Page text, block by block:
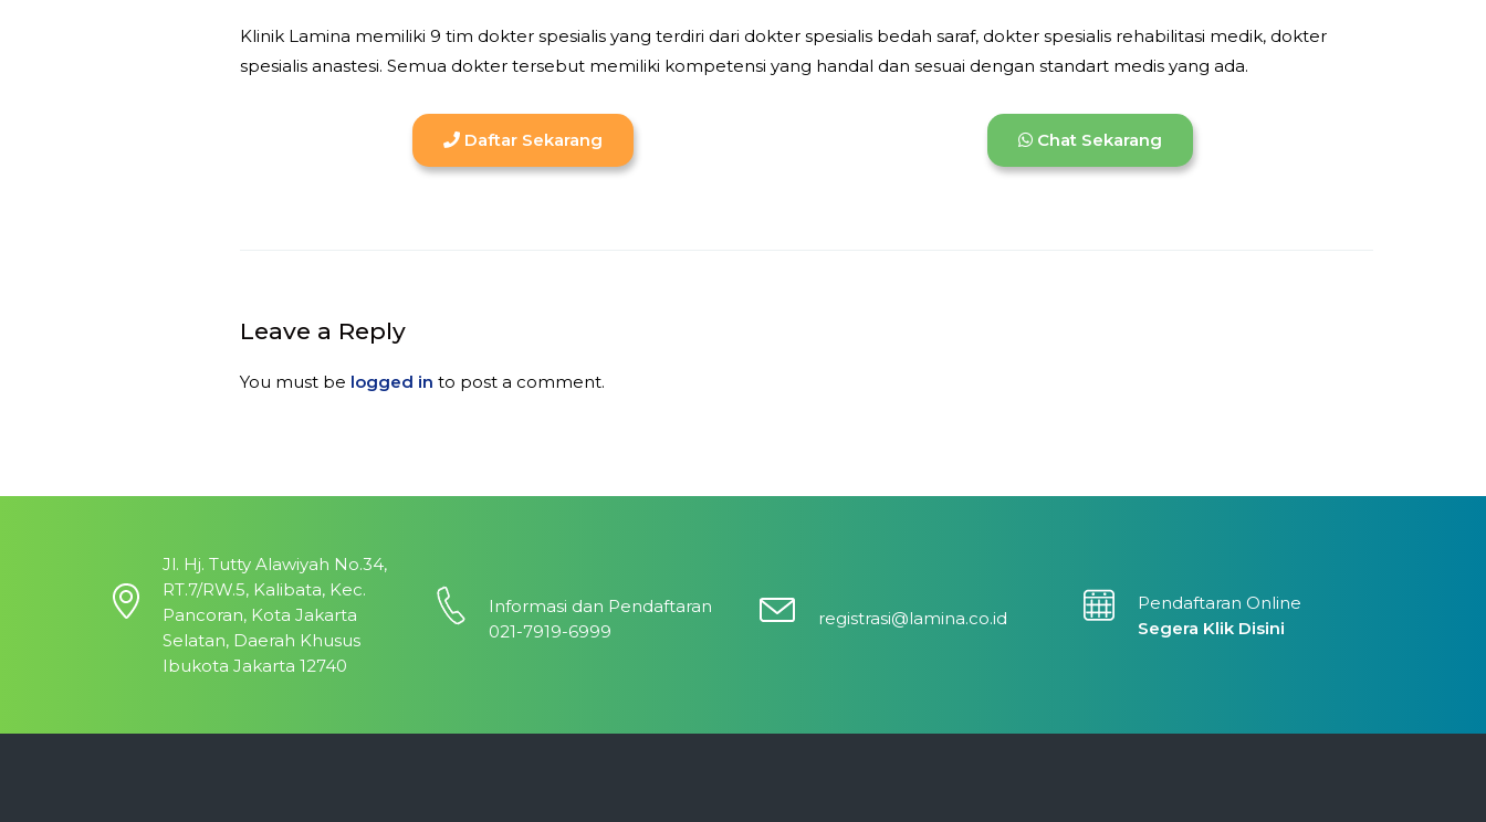
Klinik Lamina memiliki 9 tim dokter spesialis yang terdiri dari dokter spesialis bedah saraf, dokter spesialis rehabilitasi medik, dokter
spesialis anastesi. Semua dokter tersebut memiliki kompetensi yang handal dan sesuai dengan standart medis yang ada.
Daftar Sekarang Chat Sekarang
Leave a Reply
You must be logged in to post a comment.
Jl. Hj. Tutty Alawiyah No.34,
RT.7/RW.5, Kalibata, Kec.
Pancoran, Kota Jakarta
Selatan, Daerah Khusus
Ibukota Jakarta 12740
Informasi dan Pendaftaran
021-7919-6999
registrasi@lamina.co.id
Pendaftaran Online
Segera Klik Disini